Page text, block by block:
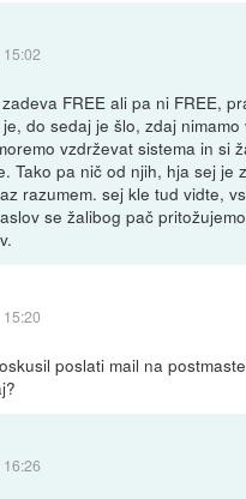
FREE ali pa ni FREE,
do sedaj je šlo, zdaj nimamo
vzdrževat sistema in si
Tako pa nič od njih, hja sej je
razumem. sej kle tud vidte,
se žalibog pač
poslati mail na